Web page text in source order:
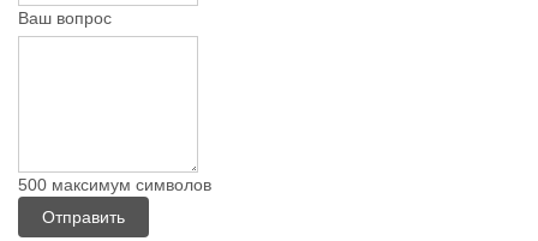
Ваш вопрос
500 максимум символов
Отправить